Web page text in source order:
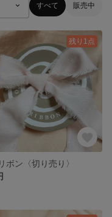
すべて 販売中
残り1点
ボン〈切り売り〉